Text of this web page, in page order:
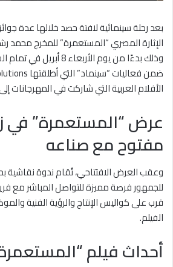
بعد رحلة سينمائية لافتة حصد خلالها عدة
الإثارة المصري “المستعمرة” للمخرج محمد
وذلك بدءًا من يوم
الأفلام العربية التي شاركت في المهرجانات
عرض “المستعمرة” في
مفتوح مع صناعه
وعقب العرض الافتتاحي، تُقام ندوة نقاشية
للجمهور فرصة مميزة للتواصل المباشر مع
قرب على كواليس الإنتاج والرؤية الفنية
الفيلم.
أحداث فيلم